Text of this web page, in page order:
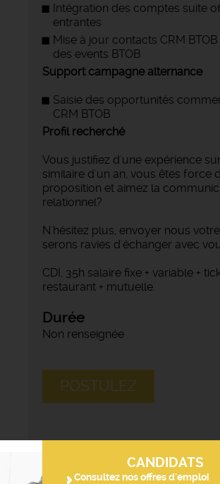
Intégration des comptes suite
entrantes
Mise à jour contacts CRM
des events BTOB
Support campagne alternance
Saisie des opportunités
CRM BTOB
Profil recherché
Vous justifiez d'une expérience
similaire d'un an, vous êtes force
proposition et aimez la
relationnel?
N'hésitez plus, envoyer nous
serons ravies d'échanger avec
CDI, 35h salaire fixe + variable +
restaurant + mutuelle.
Durée
Non renseignée
POSTULEZ
CANDIDATS
Consultez nos offres d'emploi